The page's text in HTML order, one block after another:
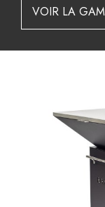
VOIR LA